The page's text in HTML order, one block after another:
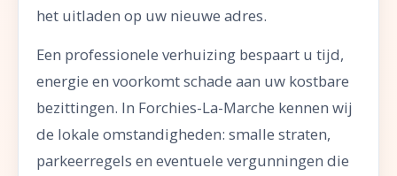
het uitladen op uw nieuwe adres.
Een professionele verhuizing bespaart u tijd,
energie en voorkomt schade aan uw kostbare
bezittingen. In Forchies-La-Marche kennen wij
de lokale omstandigheden: smalle straten,
parkeerregels en eventuele vergunningen die